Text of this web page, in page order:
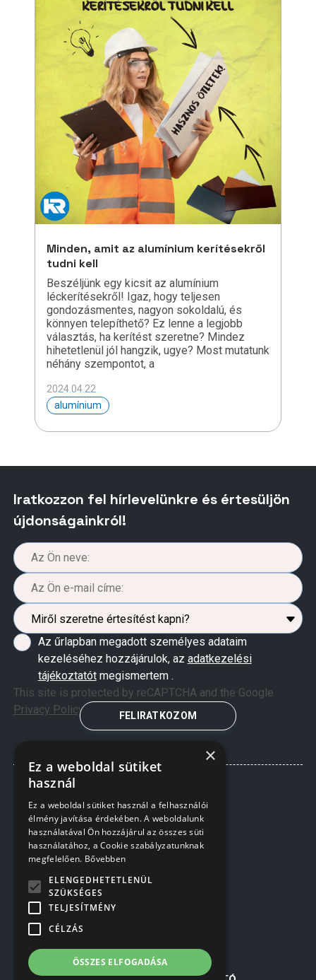
Minden, amit az alumínium kerítésekről
tudni kell
Beszéljünk egy kicsit az alumínium
léckerítésekről! Igaz, hogy teljesen
gondozásmentes, nagyon sokoldalú, és
könnyen telepíthető? Ez lenne a legjobb
választás, ha kerítést szeretne? Mindez
hihetetlenül jól hangzik, ugye? Most mutatunk
néhány szempontot, a
2024.04.22
alumínium
Iratkozzon fel hírlevelünkre és értesüljön
újdonságainkról!
Az űrlapban megadott személyes adataim
kezeléséhez hozzájárulok, az adatkezelési
tájékoztatótmegismertem .
This site is protected by reCAPTCHA and the Google
Privacy Policyand Terms of Serviceapply.
FELIRATKOZOM
RÓLUNK
KERÍTÉSEK TELEPÍTÉSE
Á.SZ.F.
×
Ez a weboldal sütiket
használ
Ez a weboldal sütiket használ a felhasználói
élmény javítása érdekében. A weboldalunk
használatával Ön hozzájárul az összes süti
használatához, a Cookie szabályzatunknak
megfelelően. Bővebben
ELENGEDHETETLENÜL
SZÜKSÉGES
TELJESÍTMÉNY
CÉLZÁS
ÖSSZES ELFOGADÁSA